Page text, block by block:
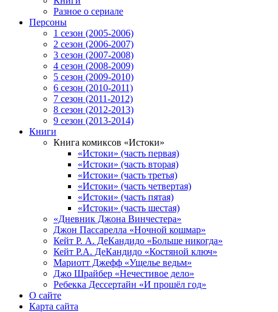
Разное о сериале
Персоны
1 сезон (2005-2006)
2 сезон (2006-2007)
3 сезон (2007-2008)
4 сезон (2008-2009)
5 сезон (2009-2010)
6 сезон (2010-2011)
7 сезон (2011-2012)
8 сезон (2012-2013)
9 сезон (2013-2014)
Книги
Книга комиксов «Истоки»
«Истоки» (часть первая)
«Истоки» (часть вторая)
«Истоки» (часть третья)
«Истоки» (часть четвертая)
«Истоки» (часть пятая)
«Истоки» (часть шестая)
«Дневник Джона Винчестера»
Джон Пассарелла «Ночной кошмар»
Кейт Р. А. ДеКандидо «Больше никогда»
Кейт Р.А. ДеКандидо «Костяной ключ»
Мариотт Джефф «Ущелье ведьм»
Джо Шрайбер «Нечестивое дело»
Ребекка Десcертайн «И прошёл год»
О сайте
Карта сайта